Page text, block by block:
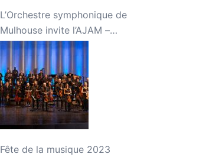
L’Orchestre symphonique de
Mulhouse invite l’AJAM –
Concert « Jeunes talents »
Fête de la musique 2023